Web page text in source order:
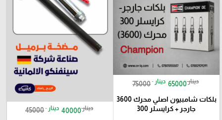
75000 دينار65000 دينار
بلكات شامبيون اصلي محرك 3600
جارجر + كرايسلر 300
45000 دينار40000 دينار